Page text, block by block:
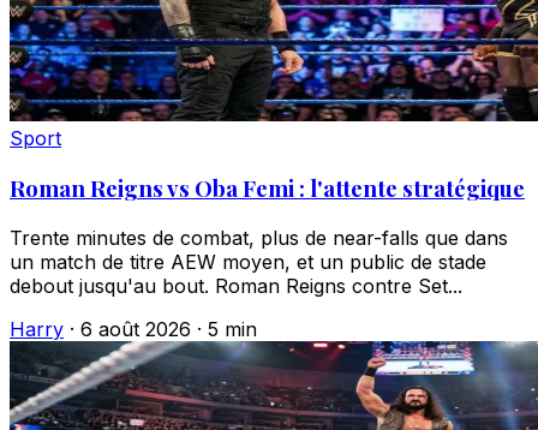
Sport
Roman Reigns vs Oba Femi : l'attente stratégique
Trente minutes de combat, plus de near-falls que dans
un match de titre AEW moyen, et un public de stade
debout jusqu'au bout. Roman Reigns contre Set...
Harry · 6 août 2026 · 5 min